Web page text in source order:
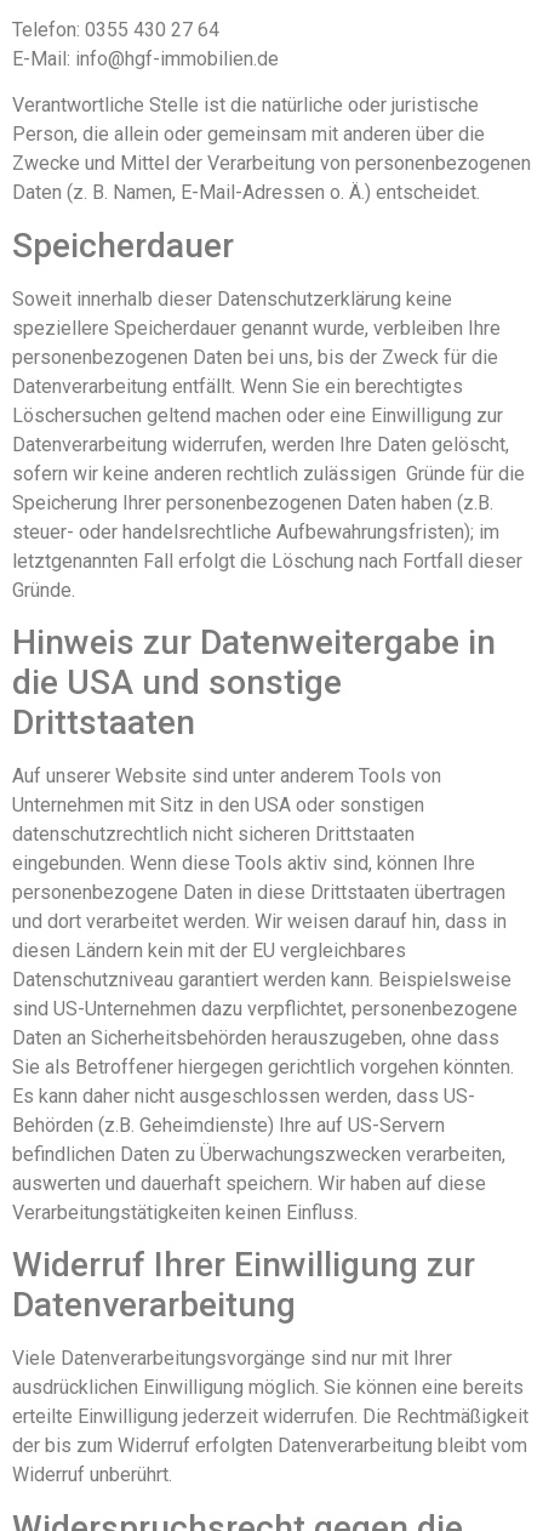
Telefon: 0355 430 27 64
E-Mail: info@hgf-immobilien.de
Verantwortliche Stelle ist die natürliche oder juristische
Person, die allein oder gemeinsam mit anderen über die
Zwecke und Mittel der Verarbeitung von personenbezogenen
Daten (z. B. Namen, E-Mail-Adressen o. Ä.) entscheidet.
Speicherdauer
Soweit innerhalb dieser Datenschutzerklärung keine
speziellere Speicherdauer genannt wurde, verbleiben Ihre
personenbezogenen Daten bei uns, bis der Zweck für die
Datenverarbeitung entfällt. Wenn Sie ein berechtigtes
Löschersuchen geltend machen oder eine Einwilligung zur
Datenverarbeitung widerrufen, werden Ihre Daten gelöscht,
sofern wir keine anderen rechtlich zulässigen Gründe für die
Speicherung Ihrer personenbezogenen Daten haben (z.B.
steuer- oder handelsrechtliche Aufbewahrungsfristen); im
letztgenannten Fall erfolgt die Löschung nach Fortfall dieser
Gründe.
Hinweis zur Datenweitergabe in
die USA und sonstige
Drittstaaten
Auf unserer Website sind unter anderem Tools von
Unternehmen mit Sitz in den USA oder sonstigen
datenschutzrechtlich nicht sicheren Drittstaaten
eingebunden. Wenn diese Tools aktiv sind, können Ihre
personenbezogene Daten in diese Drittstaaten übertragen
und dort verarbeitet werden. Wir weisen darauf hin, dass in
diesen Ländern kein mit der EU vergleichbares
Datenschutzniveau garantiert werden kann. Beispielsweise
sind US-Unternehmen dazu verpflichtet, personenbezogene
Daten an Sicherheitsbehörden herauszugeben, ohne dass
Sie als Betroffener hiergegen gerichtlich vorgehen könnten.
Es kann daher nicht ausgeschlossen werden, dass US-
Behörden (z.B. Geheimdienste) Ihre auf US-Servern
befindlichen Daten zu Überwachungszwecken verarbeiten,
auswerten und dauerhaft speichern. Wir haben auf diese
Verarbeitungstätigkeiten keinen Einfluss.
Widerruf Ihrer Einwilligung zur
Datenverarbeitung
Viele Datenverarbeitungsvorgänge sind nur mit Ihrer
ausdrücklichen Einwilligung möglich. Sie können eine bereits
erteilte Einwilligung jederzeit widerrufen. Die Rechtmäßigkeit
der bis zum Widerruf erfolgten Datenverarbeitung bleibt vom
Widerruf unberührt.